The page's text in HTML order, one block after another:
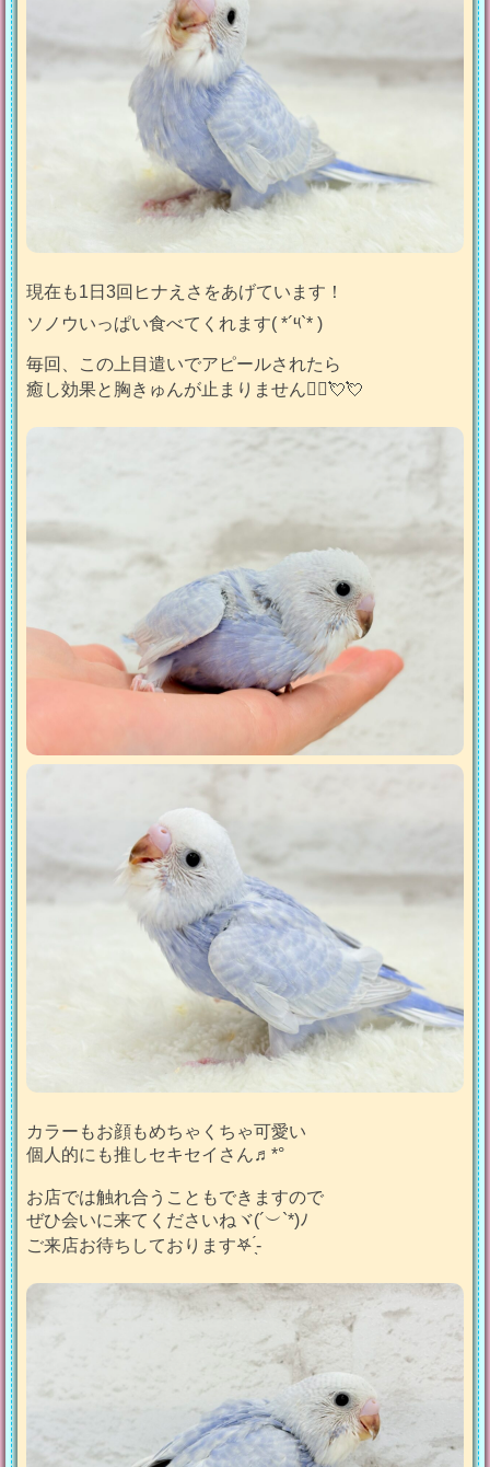
現在も1日3回ヒナえさをあげています！
ソノウいっぱい食べてくれます( *´༥`* )
毎回、この上目遣いでアピールされたら
癒し効果と胸きゅんが止まりません🤦‍♀️💘💘
カラーもお顔もめちゃくちゃ可愛い
個人的にも推しセキセイさん♬*°
お店では触れ合うこともできますので
ぜひ会いに来てくださいねヾ(´︶`*)ﾉ
ご来店お待ちしております𖤐 ̖́-‬